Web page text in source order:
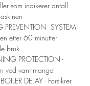
som indikerer antall
PREVENTION  SYSTEM
etter 60 minutter
bruk
PROTECTION -
ved vannmangel
DELAY - Forsikrer